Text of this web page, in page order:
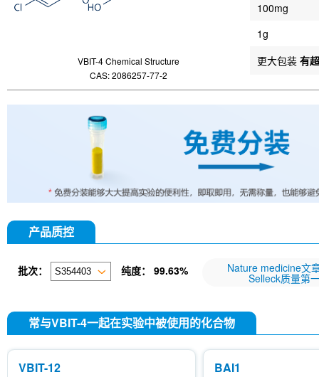
VBIT-4 Chemical Structure
CAS: 2086257-77-2
100mg
1g
更大包装 有
产品质控
批次： 纯度： 99.63% Nature medicine文
Selleck质量第
常与VBIT-4一起在实验中被使用的化合物
VBIT-12 BAI1